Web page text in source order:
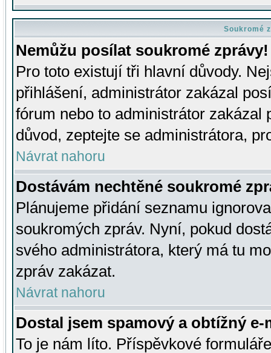
Soukromé
Nemůžu posílat soukromé zprávy!
Pro toto existují tři hlavní důvody.
přihlášení, administrátor zakázal
fórum nebo to administrátor zakázal
důvod, zeptejte se administrátora,
Návrat nahoru
Dostávám nechtěné soukromé
Plánujeme přidání seznamu
soukromých zpráv. Nyní, pokud
svého administrátora, který má tu
zpráv zakázat.
Návrat nahoru
Dostal jsem spamový a obtížný
To je nám líto. Příspěvkové